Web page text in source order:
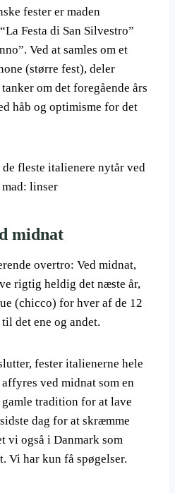
fester er maden
Festa di San Silvestro”
Ved at samles om et
(større fest), deler
om det foregående års
håb og optimisme for det
fleste italienere nytår ved
linser
midnat
overtro: Ved midnat,
rigtig heldig det næste år,
(chicco) for hver af de 12
det ene og andet.
fester italienerne hele
ved midnat som en
tradition for at lave
dag for at skræmme
vi også i Danmark som
Vi har kun få spøgelser.